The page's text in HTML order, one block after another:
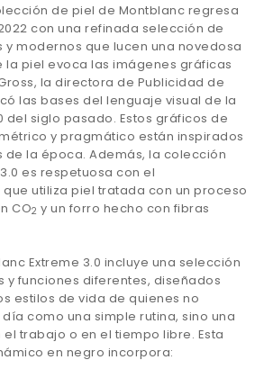
de piel de Montblanc regresa
con una refinada selección de
y modernos que lucen una novedosa
la piel evoca las imágenes gráficas
la directora de Publicidad de
las bases del lenguaje visual de la
del siglo pasado. Estos gráficos de
y pragmático están inspirados
de la época. Además, la colección
es respetuosa con el
utiliza piel tratada con un proceso
CO2 y un forro hecho con fibras
Extreme 3.0 incluye una selección
y funciones diferentes, diseñados
estilos de vida de quienes no
como una simple rutina, sino una
trabajo o en el tiempo libre. Esta
en negro incorpora: